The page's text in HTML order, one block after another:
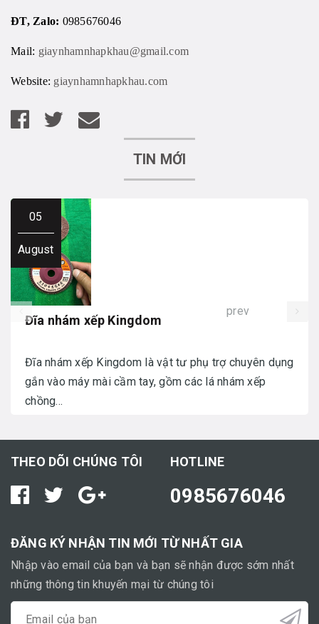
ĐT, Zalo: 0985676046
Mail: giaynhamnhapkhau@gmail.com
Website: giaynhamnhapkhau.com
TIN MỚI
05
August
Đĩa nhám xếp Kingdom
Đĩa nhám xếp Kingdom là vật tư phụ trợ chuyên dụng
gắn vào máy mài cầm tay, gồm các lá nhám xếp
chồng...
prev
THEO DÕI CHÚNG TÔI HOTLINE
0985676046
ĐĂNG KÝ NHẬN TIN MỚI TỪ NHẤT GIA
Nhập vào email của bạn và bạn sẽ nhận được sớm nhất
những thông tin khuyến mại từ chúng tôi